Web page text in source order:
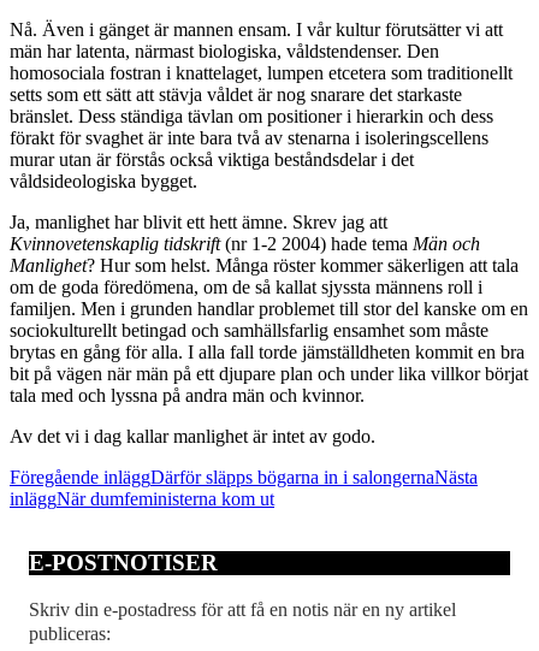
Nå. Även i gänget är mannen ensam. I vår kultur förutsätter vi att
män har latenta, närmast biologiska, våldstendenser. Den
homosociala fostran i knattelaget, lumpen etcetera som traditionellt
setts som ett sätt att stävja våldet är nog snarare det starkaste
bränslet. Dess ständiga tävlan om positioner i hierarkin och dess
förakt för svaghet är inte bara två av stenarna i isoleringscellens
murar utan är förstås också viktiga beståndsdelar i det
våldsideologiska bygget.
Ja, manlighet har blivit ett hett ämne. Skrev jag att
Kvinnovetenskaplig tidskrift(nr 1-2 2004) hade tema Män och
Manlighet? Hur som helst. Många röster kommer säkerligen att tala
om de goda föredömena, om de så kallat sjyssta männens roll i
familjen. Men i grunden handlar problemet till stor del kanske om en
sociokulturellt betingad och samhällsfarlig ensamhet som måste
brytas en gång för alla. I alla fall torde jämställdheten kommit en bra
bit på vägen när män på ett djupare plan och under lika villkor börjat
tala med och lyssna på andra män och kvinnor.
Av det vi i dag kallar manlighet är intet av godo.
Inläggsnavigering
Föregående inläggDärför släpps bögarna in i salongernaNästa
inläggNär dumfeministerna kom ut
E-POSTNOTISER
Skriv din e-postadress för att få en notis när en ny artikel
publiceras: